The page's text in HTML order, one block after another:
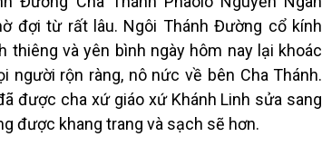
đợi từ rất lâu. Ngôi Thánh Đường cổ kính
thiêng và yên bình ngày hôm nay lại khoác
người rộn ràng, nô nức về bên Cha Thánh.
được cha xứ giáo xứ Khánh Linh sửa sang
được khang trang và sạch sẽ hơn.